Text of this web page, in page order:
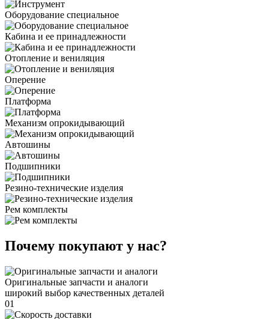
Оборудование специальное
Кабина и ее принадлежности
Отопление и вениляция
Оперение
Платформа
Механизм опрокидывающий
Автошины
Подшипники
Резино-технические изделия
Рем комплекты
Почему покупают у нас?
Оригинальные запчасти и аналоги
широкий выбор качественных деталей
01